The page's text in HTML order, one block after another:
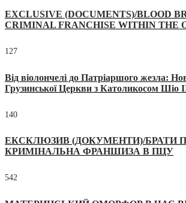
EXCLUSIVE (DOCUMENTS)/BLOOD
CRIMINAL FRANCHISE WITHIN THE
127
Від віолончелі до Патріаршого жезла:
Грузинської Церкви з Католикосом Шіо
140
ЕКСКЛЮЗИВ (ДОКУМЕНТИ)/БРАТИ
КРИМІНАЛЬНА ФРАНШИЗА В ПЦУ
542